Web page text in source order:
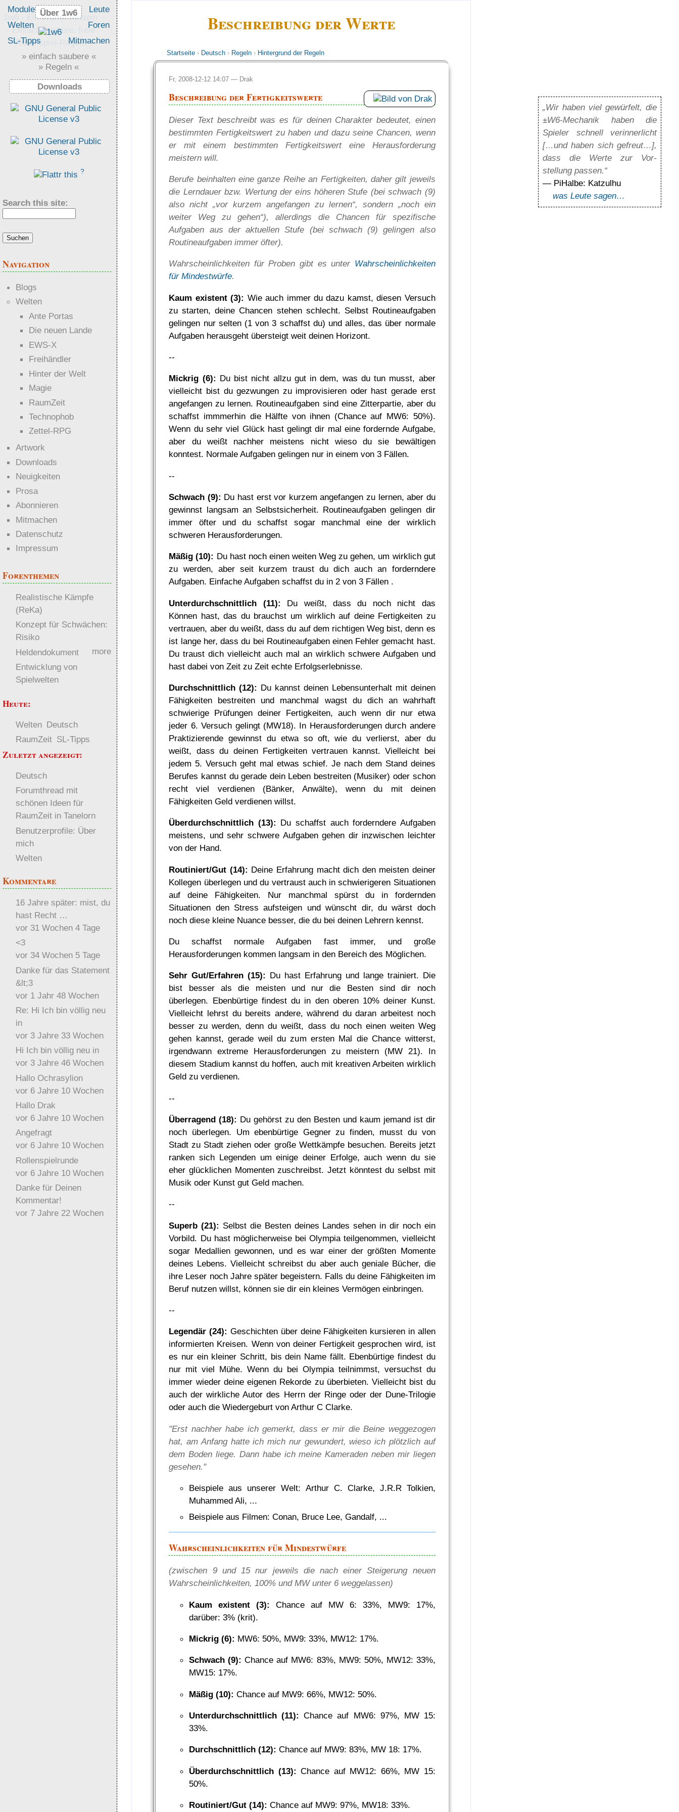
1w6 - Ein Würfel System
- Einfach saubere, freie
Rollenspiel-Regeln
Beschreibung der Werte
Startseite › Deutsch › Regeln › Hintergrund der Regeln
Fr, 2008-12-12 14:07 — Drak
Beschreibung der Fertigkeitswerte
Dieser Text beschreibt was es für deinen Charakter bedeutet, einen
bestimmten Fertigkeitswert zu haben und dazu seine Chancen, wenn
er mit einem bestimmten Fertigkeitswert eine Herausforderung
meistern will.
Berufe beinhalten eine ganze Reihe an Fertigkeiten, daher gilt jeweils
die Lerndauer bzw. Wertung der eins höheren Stufe (bei schwach (9)
also nicht „vor kurzem angefangen zu lernen“, sondern „noch ein
weiter Weg zu gehen“), allerdings die Chancen für spezifische
Aufgaben aus der aktuellen Stufe (bei schwach (9) gelingen also
Routineaufgaben immer öfter).
Wahrscheinlichkeiten für Proben gibt es unter Wahrscheinlichkeiten
für Mindestwürfe.
Kaum existent (3): Wie auch immer du dazu kamst, diesen Versuch
zu starten, deine Chancen stehen schlecht. Selbst Routineaufgaben
gelingen nur selten (1 von 3 schaffst du) und alles, das über normale
Aufgaben herausgeht übersteigt weit deinen Horizont.
--
Mickrig (6): Du bist nicht allzu gut in dem, was du tun musst, aber
vielleicht bist du gezwungen zu improvisieren oder hast gerade erst
angefangen zu lernen. Routineaufgaben sind eine Zitterpartie, aber du
schaffst immmerhin die Hälfte von ihnen (Chance auf MW6: 50%).
Wenn du sehr viel Glück hast gelingt dir mal eine fordernde Aufgabe,
aber du weißt nachher meistens nicht wieso du sie bewältigen
konntest. Normale Aufgaben gelingen nur in einem von 3 Fällen.
--
Schwach (9): Du hast erst vor kurzem angefangen zu lernen, aber du
gewinnst langsam an Selbstsicherheit. Routineaufgaben gelingen dir
immer öfter und du schaffst sogar manchmal eine der wirklich
schweren Herausforderungen.
Mäßig (10): Du hast noch einen weiten Weg zu gehen, um wirklich gut
zu werden, aber seit kurzem traust du dich auch an forderndere
Aufgaben. Einfache Aufgaben schaffst du in 2 von 3 Fällen .
Unterdurchschnittlich (11): Du weißt, dass du noch nicht das
Können hast, das du brauchst um wirklich auf deine Fertigkeiten zu
vertrauen, aber du weißt, dass du auf dem richtigen Weg bist, denn es
ist lange her, dass du bei Routineaufgaben einen Fehler gemacht hast.
Du traust dich vielleicht auch mal an wirklich schwere Aufgaben und
hast dabei von Zeit zu Zeit echte Erfolgserlebnisse.
Durchschnittlich (12): Du kannst deinen Lebensunterhalt mit deinen
Fähigkeiten bestreiten und manchmal wagst du dich an wahrhaft
schwierige Prüfungen deiner Fertigkeiten, auch wenn dir nur etwa
jeder 6. Versuch gelingt (MW18). In Herausforderungen durch andere
Praktizierende gewinnst du etwa so oft, wie du verlierst, aber du
weißt, dass du deinen Fertigkeiten vertrauen kannst. Vielleicht bei
jedem 5. Versuch geht mal etwas schief. Je nach dem Stand deines
Berufes kannst du gerade dein Leben bestreiten (Musiker) oder schon
recht viel verdienen (Bänker, Anwälte), wenn du mit deinen
Fähigkeiten Geld verdienen willst.
Überdurchschnittlich (13): Du schaffst auch forderndere Aufgaben
meistens, und sehr schwere Aufgaben gehen dir inzwischen leichter
von der Hand.
Routiniert/Gut (14): Deine Erfahrung macht dich den meisten deiner
Kollegen überlegen und du vertraust auch in schwierigeren Situationen
auf deine Fähigkeiten. Nur manchmal spürst du in fordernden
Situationen den Stress aufsteigen und wünscht dir, du wärst doch
noch diese kleine Nuance besser, die du bei deinen Lehrern kennst.
Du schaffst normale Aufgaben fast immer, und große
Herausforderungen kommen langsam in den Bereich des Möglichen.
Sehr Gut/Erfahren (15): Du hast Erfahrung und lange trainiert. Die
bist besser als die meisten und nur die Besten sind dir noch
überlegen. Ebenbürtige findest du in den oberen 10% deiner Kunst.
Vielleicht lehrst du bereits andere, während du daran arbeitest noch
besser zu werden, denn du weißt, dass du noch einen weiten Weg
gehen kannst, gerade weil du zum ersten Mal die Chance witterst,
irgendwann extreme Herausforderungen zu meistern (MW 21). In
diesem Stadium kannst du hoffen, auch mit kreativen Arbeiten wirklich
Geld zu verdienen.
--
Überragend (18): Du gehörst zu den Besten und kaum jemand ist dir
noch überlegen. Um ebenbürtige Gegner zu finden, musst du von
Stadt zu Stadt ziehen oder große Wettkämpfe besuchen. Bereits jetzt
ranken sich Legenden um einige deiner Erfolge, auch wenn du sie
eher glücklichen Momenten zuschreibst. Jetzt könntest du selbst mit
Musik oder Kunst gut Geld machen.
--
Superb (21): Selbst die Besten deines Landes sehen in dir noch ein
Vorbild. Du hast möglicherweise bei Olympia teilgenommen, vielleicht
sogar Medallien gewonnen, und es war einer der größten Momente
deines Lebens. Vielleicht schreibst du aber auch geniale Bücher, die
ihre Leser noch Jahre später begeistern. Falls du deine Fähigkeiten im
Beruf nutzen willst, können sie dir ein kleines Vermögen einbringen.
--
Legendär (24): Geschichten über deine Fähigkeiten kursieren in allen
informierten Kreisen. Wenn von deiner Fertigkeit gesprochen wird, ist
es nur ein kleiner Schritt, bis dein Name fällt. Ebenbürtige findest du
nur mit viel Mühe. Wenn du bei Olympia teilnimmst, versuchst du
immer wieder deine eigenen Rekorde zu überbieten. Vielleicht bist du
auch der wirkliche Autor des Herrn der Ringe oder der Dune-Trilogie
oder auch die Wiedergeburt von Arthur C Clarke.
"Erst nachher habe ich gemerkt, dass er mir die Beine weggezogen
hat, am Anfang hatte ich mich nur gewundert, wieso ich plötzlich auf
dem Boden liege. Dann habe ich meine Kameraden neben mir liegen
gesehen."
Beispiele aus unserer Welt: Arthur C. Clarke, J.R.R Tolkien,
Muhammed Ali, ...
Beispiele aus Filmen: Conan, Bruce Lee, Gandalf, ...
Wahrscheinlichkeiten für Mindestwürfe
(zwischen 9 und 15 nur jeweils die nach einer Steigerung neuen
Wahrscheinlichkeiten, 100% und MW unter 6 weggelassen)
Kaum existent (3):
Chance auf MW 6: 33%, MW9: 17%,
darüber: 3% (krit).
Mickrig (6): MW6: 50%, MW9: 33%, MW12: 17%.
Schwach (9): Chance auf MW6: 83%, MW9: 50%, MW12: 33%,
MW15: 17%.
Mäßig (10): Chance auf MW9: 66%, MW12: 50%.
Unterdurchschnittlich (11): Chance auf MW6: 97%, MW 15:
33%.
Durchschnittlich (12): Chance auf MW9: 83%, MW 18: 17%.
Überdurchschnittlich (13): Chance auf MW12: 66%, MW 15:
50%.
Routiniert/Gut (14): Chance auf MW9: 97%, MW18: 33%.
Über 1w6
Module
Leute
Welten
Foren
SL-Tipps
Mitmachen
» einfach saubere «
» Regeln «
Über 1w6
Downloads
?
Search this site:
Navigation
Blogs
Welten
Ante Portas
Die neuen Lande
EWS-X
Freihändler
Hinter der Welt
Magie
RaumZeit
Technophob
Zettel-RPG
Artwork
Downloads
Neuigkeiten
Prosa
Abonnieren
Mitmachen
Datenschutz
Impressum
Forenthemen
Realistische Kämpfe
(ReKa)
Konzept für Schwächen:
Risiko
Heldendokument
Entwicklung von
Spielwelten
more
Heute:
Welten Deutsch
RaumZeit SL-Tipps
Zuletzt angezeigt:
Deutsch
Forumthread mit
schönen Ideen für
RaumZeit in Tanelorn
Benutzerprofile: Über
mich
Welten
Kommentare
16 Jahre später: mist, du
hast Recht …
vor 31 Wochen 4 Tage
<3
vor 34 Wochen 5 Tage
Danke für das Statement
&lt;3
vor 1 Jahr 48 Wochen
Re: Hi Ich bin völlig neu
in
vor 3 Jahre 33 Wochen
Hi Ich bin völlig neu in
vor 3 Jahre 46 Wochen
Hallo Ochrasylion
vor 6 Jahre 10 Wochen
Hallo Drak
vor 6 Jahre 10 Wochen
Angefragt
vor 6 Jahre 10 Wochen
Rollenspielrunde
vor 6 Jahre 10 Wochen
Danke für Deinen
Kommentar!
vor 7 Jahre 22 Wochen
„Wir haben viel gewürfelt, die
±W6-Mechanik haben die
Spieler schnell verinnerlicht
[…und haben sich gefreut…],
dass die Werte zur Vor­
stellung passen.“
— PiHalbe: Katzulhu
was Leute sagen…